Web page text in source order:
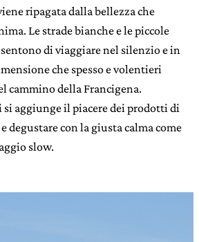
ripagata dalla bellezza che
Le strade bianche e le piccole
di viaggiare nel silenzio e in
che spesso e volentieri
cammino della Francigena.
aggiunge il piacere dei prodotti di
degustare con la giusta calma come
slow.